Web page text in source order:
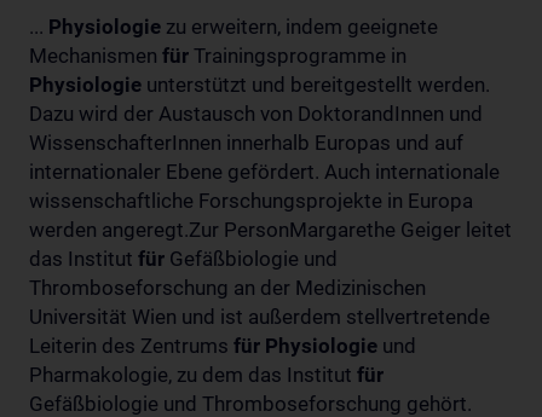
... Physiologie zu erweitern, indem geeignete
Mechanismen für Trainingsprogramme in
Physiologie unterstützt und bereitgestellt werden.
Dazu wird der Austausch von DoktorandInnen und
WissenschafterInnen innerhalb Europas und auf
internationaler Ebene gefördert. Auch internationale
wissenschaftliche Forschungsprojekte in Europa
werden angeregt.Zur PersonMargarethe Geiger leitet
das Institut für Gefäßbiologie und
Thromboseforschung an der Medizinischen
Universität Wien und ist außerdem stellvertretende
Leiterin des Zentrums für Physiologie und
Pharmakologie, zu dem das Institut für
Gefäßbiologie und Thromboseforschung gehört.